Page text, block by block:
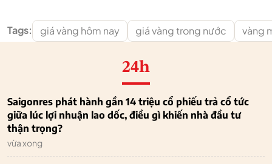
Tags: giá vàng hôm nay giá vàng trong nước vàng
24h
Saigonres phát hành gần 14 triệu cổ phiếu trả cổ tức
giữa lúc lợi nhuận lao dốc, điều gì khiến nhà đầu tư
thận trọng?
vừa xong